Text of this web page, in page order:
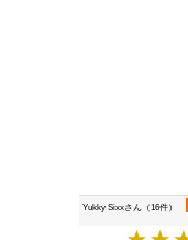
Yukky Sixxさん（16件）